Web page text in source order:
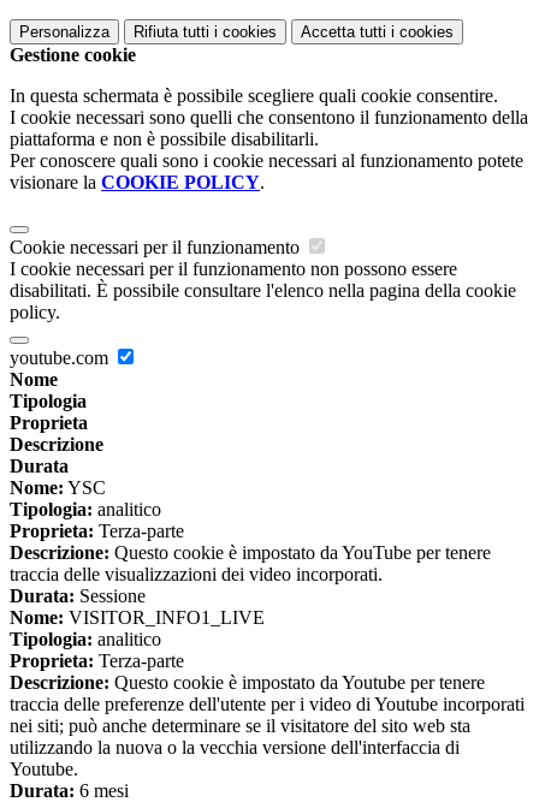
Personalizza Rifiuta tutti i cookies Accetta tutti i cookies
Gestione cookie
In questa schermata è possibile scegliere quali cookie consentire.
I cookie necessari sono quelli che consentono il funzionamento della
piattaforma e non è possibile disabilitarli.
Per conoscere quali sono i cookie necessari al funzionamento potete
visionare la COOKIE POLICY.
Cookie necessari per il funzionamento
I cookie necessari per il funzionamento non possono essere
disabilitati. È possibile consultare l'elenco nella pagina della cookie
policy.
youtube.com
Nome
Tipologia
Proprieta
Descrizione
Durata
Nome: YSC
Tipologia: analitico
Proprieta: Terza-parte
Descrizione: Questo cookie è impostato da YouTube per tenere
traccia delle visualizzazioni dei video incorporati.
Durata: Sessione
Nome: VISITOR_INFO1_LIVE
Tipologia: analitico
Proprieta: Terza-parte
Descrizione: Questo cookie è impostato da Youtube per tenere
traccia delle preferenze dell'utente per i video di Youtube incorporati
nei siti; può anche determinare se il visitatore del sito web sta
utilizzando la nuova o la vecchia versione dell'interfaccia di
Youtube.
Durata: 6 mesi